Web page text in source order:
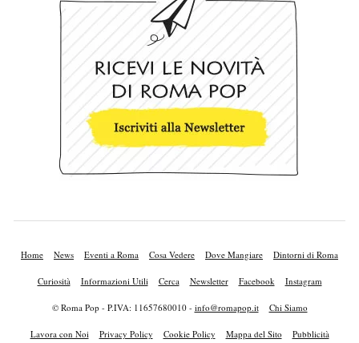
Home News Eventi a Roma Cosa Vedere Dove Mangiare Dintorni di Roma
Curiosità Informazioni Utili Cerca Newsletter Facebook Instagram
© Roma Pop - P.IVA: 11657680010 - info@romapop.it Chi Siamo
Lavora con Noi Privacy Policy Cookie Policy Mappa del Sito Pubblicità